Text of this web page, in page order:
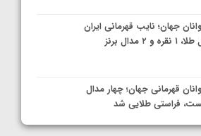
جهان؛ نایب قهرمانی ایران
قهرمانی جهان؛ چهار مدال
فراستی طلایی شد